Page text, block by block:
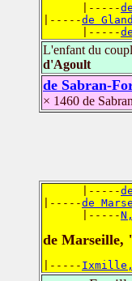
      |-----
|-----de
      |-----
L'enfant du
d'Agoult
de Sabran-
× 1460 de
      |-----
|-----de
      |-----
de
|----- Ixmille,